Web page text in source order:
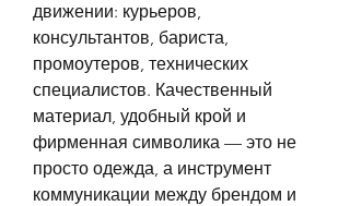
движении: курьеров,
консультантов, бариста,
промоутеров, технических
специалистов. Качественный
материал, удобный крой и
фирменная символика — это не
просто одежда, а инструмент
коммуникации между брендом и